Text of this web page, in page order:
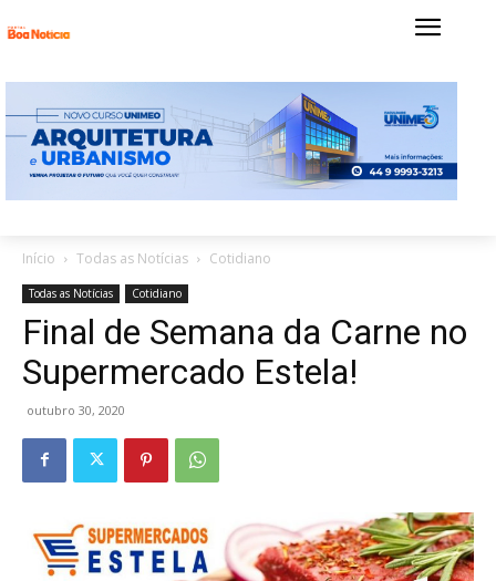
Início Todas as Notícias Cotidiano
Todas as Notícias Cotidiano
Final de Semana da Carne no
Supermercado Estela!
outubro 30, 2020